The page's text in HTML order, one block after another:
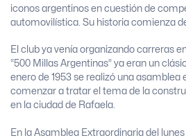
iconos argentinos en cuestión de
automovilística. Su historia comienza
El club ya venía organizando carreras
“500 Millas Argentinas” ya eran un
enero de 1953 se realizó una asamblea
comenzar a tratar el tema de la
en la ciudad de Rafaela.
En la Asamblea Extraordinaria del